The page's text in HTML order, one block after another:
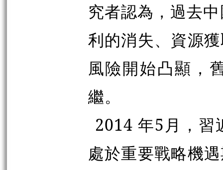
究者認為，過去
利的消失、資源
風險開始凸顯，
繼。
2014 年5月，習
處於重要戰略機